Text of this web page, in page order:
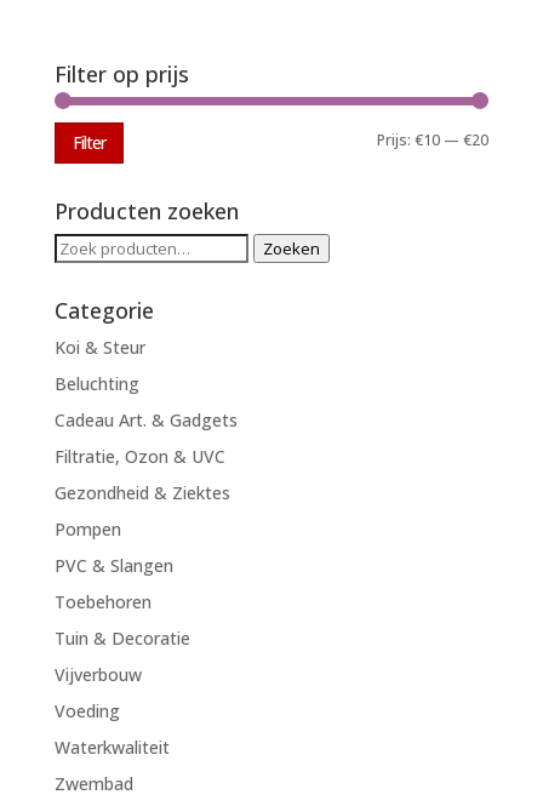
Filter op prijs
Min.
Max.
Filter Prijs:€10 —€20
Producten zoeken
Zoeken
Zoeken
Categorie
Koi & Steur
Beluchting
Cadeau Art. & Gadgets
Filtratie, Ozon & UVC
Gezondheid & Ziektes
Pompen
PVC & Slangen
Toebehoren
Tuin & Decoratie
Vijverbouw
Voeding
Waterkwaliteit
Zwembad